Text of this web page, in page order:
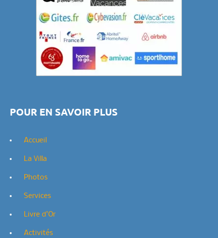
POUR EN SAVOIR PLUS
Accueil
La Villa
Photos
Services
Livre d’Or
Activités